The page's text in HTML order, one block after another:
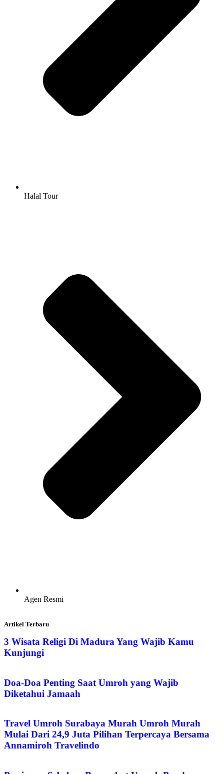
Halal Tour
Agen Resmi
Artikel Terbaru
3 Wisata Religi Di Madura Yang Wajib Kamu
Kunjungi
Doa-Doa Penting Saat Umroh yang Wajib
Diketahui Jamaah
Travel Umroh Surabaya Murah Umroh Murah
Mulai Dari 24,9 Juta Pilihan Terpercaya Bersama
Annamiroh Travelindo